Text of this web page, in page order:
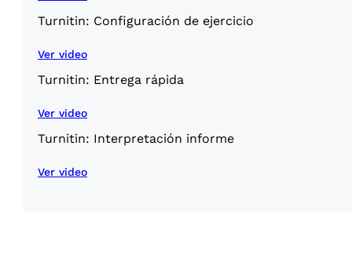
Turnitin: Configuración de ejercicio
Ver video
Turnitin: Entrega rápida
Ver video
Turnitin: Interpretación informe
Ver video